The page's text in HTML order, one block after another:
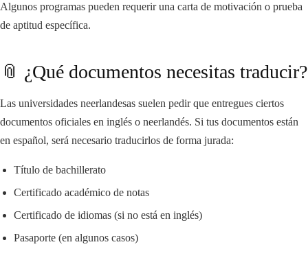
Algunos programas pueden requerir una carta de motivación o prueba
de aptitud específica.
📎 ¿Qué documentos necesitas traducir?
Las universidades neerlandesas suelen pedir que entregues ciertos
documentos oficiales en inglés o neerlandés. Si tus documentos están
en español, será necesario traducirlos de forma jurada:
Título de bachillerato
Certificado académico de notas
Certificado de idiomas (si no está en inglés)
Pasaporte (en algunos casos)